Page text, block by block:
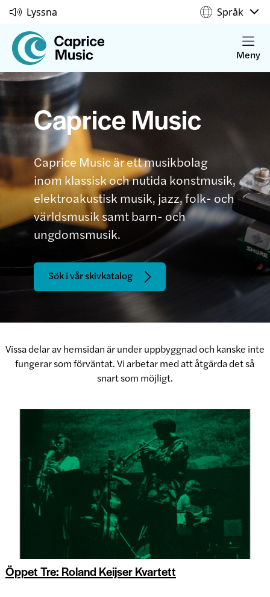
Lyssna Språk
Meny
Caprice Music
Caprice Music är ett musikbolag
inom klassisk och nutida konstmusik,
elektroakustisk musik, jazz, folk- och
världsmusik samt barn- och
ungdomsmusik.
Sök i vår skivkatalog
Vissa delar av hemsidan är under uppbyggnad och kanske inte
fungerar som förväntat. Vi arbetar med att åtgärda det så
snart som möjligt.
Öppet Tre: Roland Keijser Kvartett